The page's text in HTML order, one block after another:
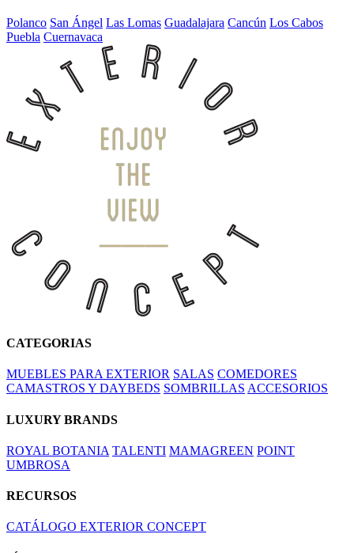
Polanco San Ángel Las Lomas Guadalajara Cancún Los Cabos
Puebla Cuernavaca
CATEGORIAS
MUEBLES PARA EXTERIOR SALAS COMEDORES
CAMASTROS Y DAYBEDS SOMBRILLAS ACCESORIOS
LUXURY BRANDS
ROYAL BOTANIA TALENTI MAMAGREEN POINT
UMBROSA
RECURSOS
CATÁLOGO EXTERIOR CONCEPT